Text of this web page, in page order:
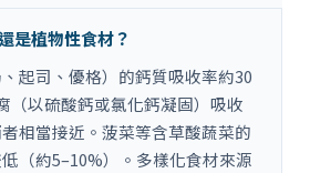
是植物性食材？
起司、優格）的鈣質吸收率約30
（以硫酸鈣或氯化鈣凝固）吸收
相當接近。菠菜等含草酸蔬菜的
（約5–10%）。多樣化食材來源